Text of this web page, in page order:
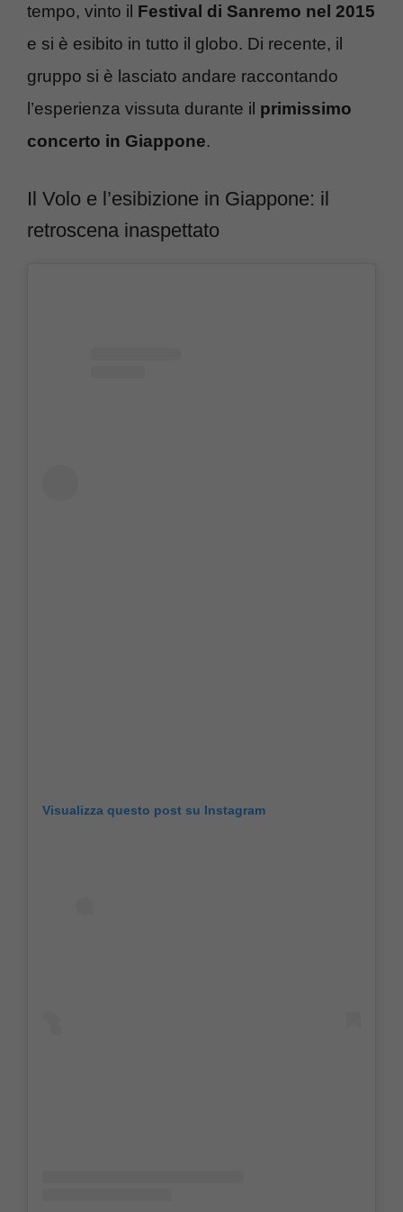
tempo, vinto il Festival di Sanremo nel 2015
e si è esibito in tutto il globo. Di recente, il
gruppo si è lasciato andare raccontando
l’esperienza vissuta durante il primissimo
concerto in Giappone.
Il Volo e l’esibizione in Giappone: il
retroscena inaspettato
Visualizza questo post su Instagram